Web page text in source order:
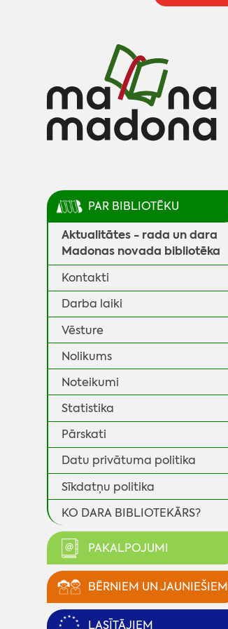
PAR BIBLIOTĒKU
Aktualitātes - rada un dara
Madonas novada bibliotēka
Kontakti
Darba laiki
Vēsture
Nolikums
Noteikumi
Statistika
Pārskati
Datu privātuma politika
Sīkdatņu politika
KO DARA BIBLIOTEKĀRS?
PAKALPOJUMI
BĒRNIEM UN JAUNIEŠIEM
LASĪTĀJIEM